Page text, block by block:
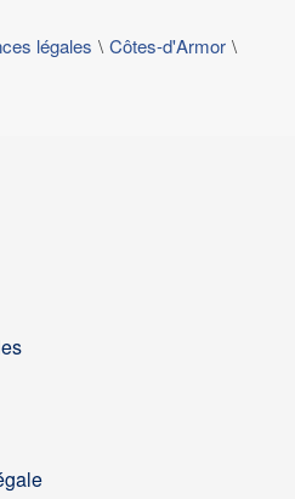
légales
Côtes-d'Armor